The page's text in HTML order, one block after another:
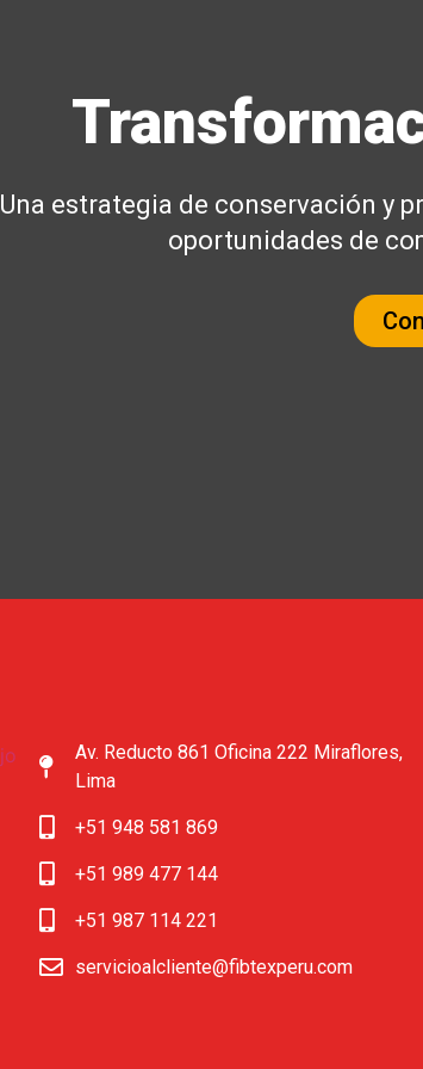
Una estrategia de conservación y
oportunidades de
Av. Reducto 861 Oficina 222 Miraflores,
Lima
+51 948 581 869
+51 989 477 144
+51 987 114 221
servicioalcliente@fibtexperu.com